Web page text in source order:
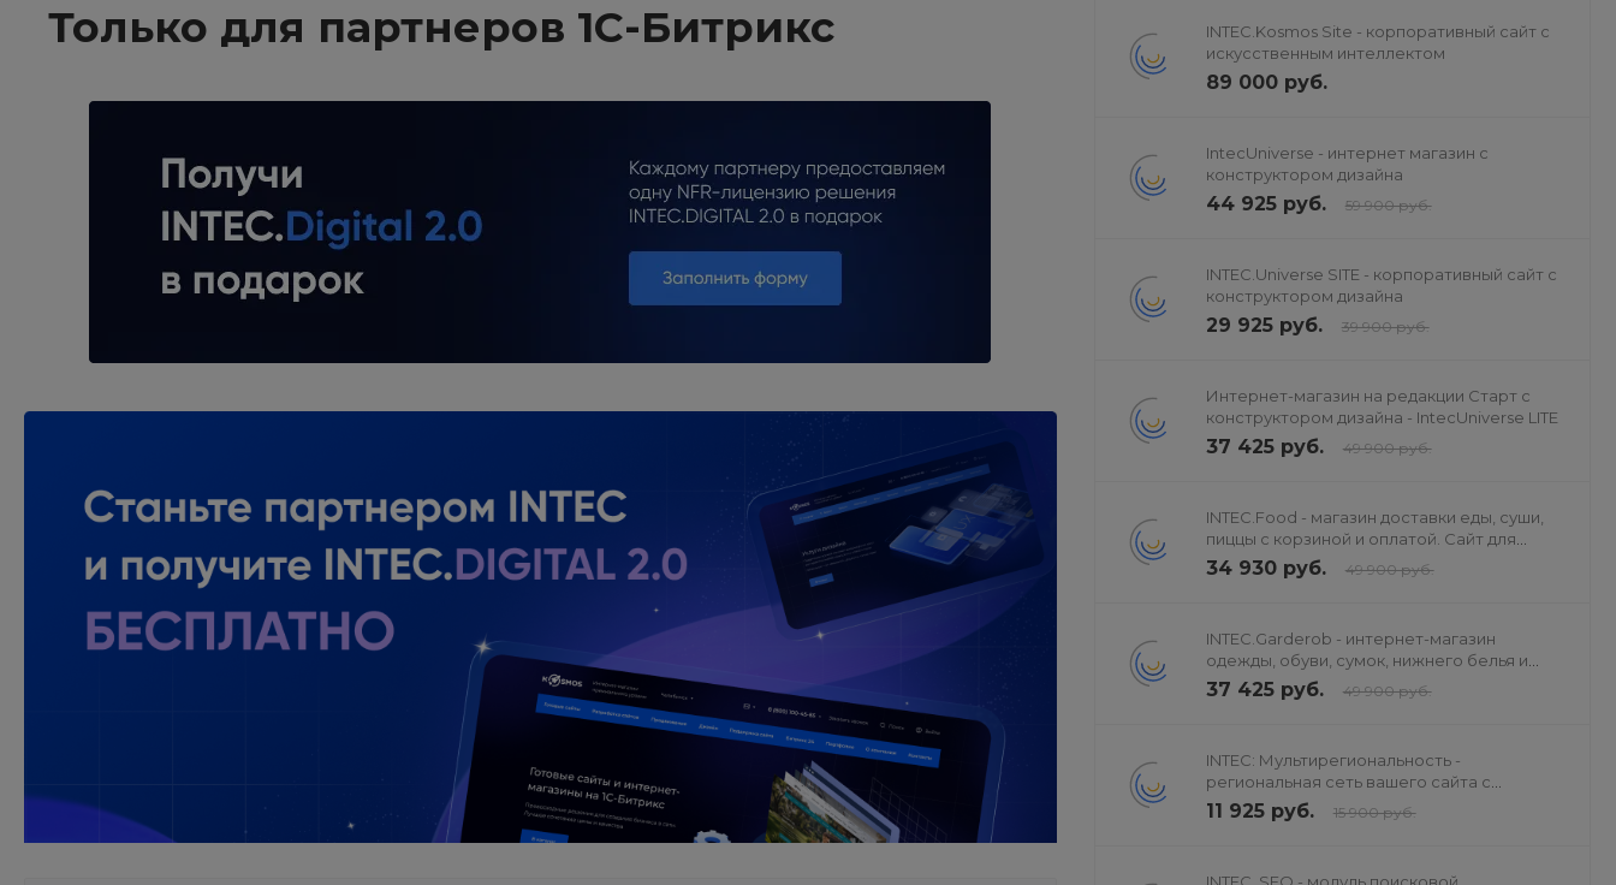
Только для партнеров 1С-Битрикс
INTEC.Kosmos Site - корпоративный сайт с
искусственным интеллектом
89 000 руб.
IntecUniverse - интернет магазин с
конструктором дизайна
44 925 руб. 59 900 руб.
INTEC.Universe SITE - корпоративный сайт с
конструктором дизайна
29 925 руб. 39 900 руб.
Интернет-магазин на редакции Старт с
конструктором дизайна - IntecUniverse LITE
37 425 руб. 49 900 руб.
INTEC.Food - магазин доставки еды, суши,
пиццы с корзиной и оплатой. Сайт для
ресторанов и кафе
34 930 руб. 49 900 руб.
INTEC.Garderob - интернет-магазин
одежды, обуви, сумок, нижнего белья и
аксессуаров
37 425 руб. 49 900 руб.
INTEC: Мультирегиональность -
региональная сеть вашего сайта с
продвижением в поисковиках
11 925 руб. 15 900 руб.